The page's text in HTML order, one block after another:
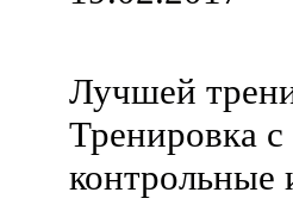
Лучшей
Тренировка
контрольные